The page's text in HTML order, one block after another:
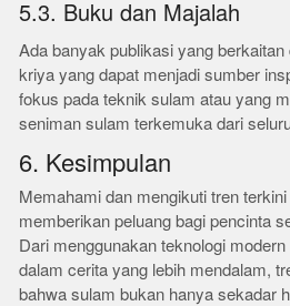
5.3. Buku dan Majalah
Ada banyak publikasi yang
kriya yang dapat menjadi sumber
fokus pada teknik sulam atau yang
seniman sulam terkemuka dari
6. Kesimpulan
Memahami dan mengikuti tren
memberikan peluang bagi pencinta
Dari menggunakan teknologi
dalam cerita yang lebih mendalam,
bahwa sulam bukan hanya sekadar